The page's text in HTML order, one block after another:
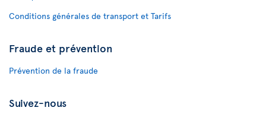
Conditions générales de transport et Tarifs
Fraude et prévention
Prévention de la fraude
Suivez-nous